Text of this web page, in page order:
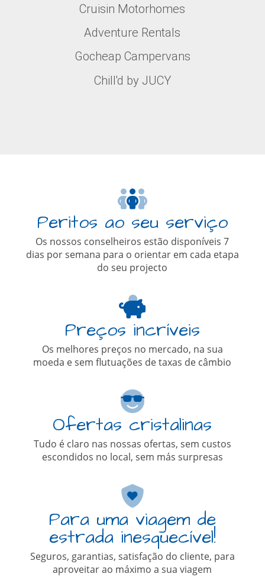
Cruisin Motorhomes
Adventure Rentals
Gocheap Campervans
Chill'd by JUCY
Peritos ao seu serviço
Os nossos conselheiros estão disponíveis 7
dias por semana para o orientar em cada etapa
do seu projecto
Preços incríveis
Os melhores preços no mercado, na sua
moeda e sem flutuações de taxas de câmbio
Ofertas cristalinas
Tudo é claro nas nossas ofertas, sem custos
escondidos no local, sem más surpresas
Para uma viagem de
estrada inesquecível!
Seguros, garantias, satisfação do cliente, para
aproveitar ao máximo a sua viagem